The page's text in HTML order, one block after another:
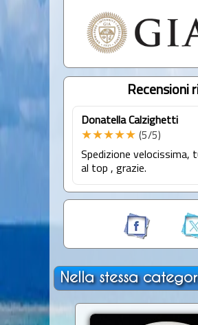
Recensioni
Donatella Calzighetti
★★★★★ (5/5)
Spedizione
al top , grazie.
Nella stessa